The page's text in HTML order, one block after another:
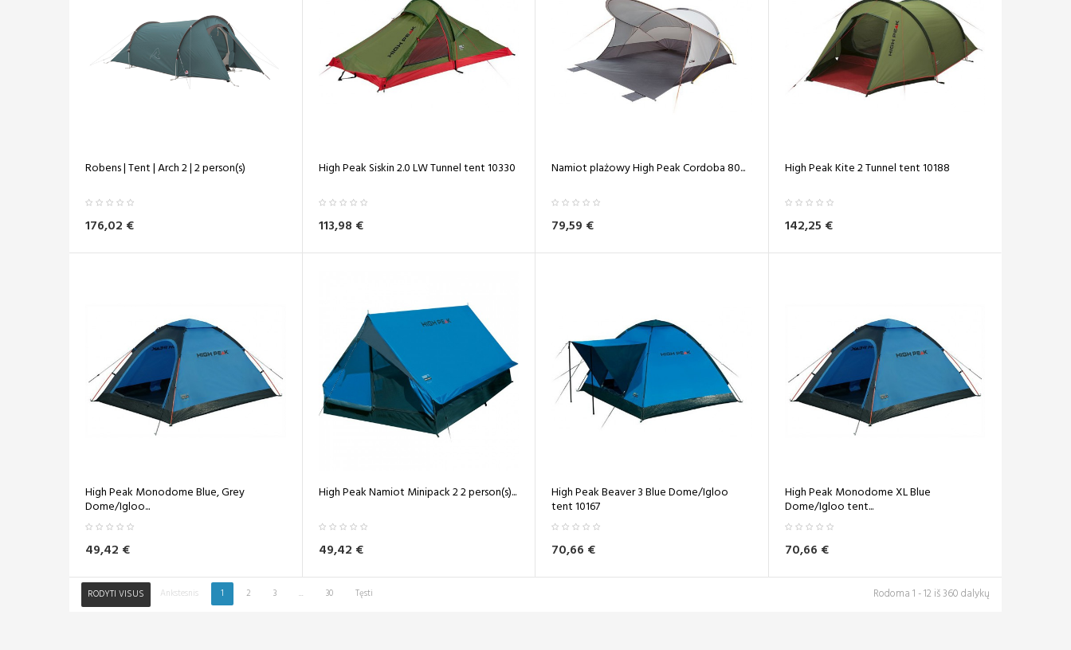
Robens | Tent | Arch 2 | 2 person(s)
176,02 €
High Peak Siskin 2.0 LW Tunnel tent 10330
113,98 €
Namiot plażowy High Peak Cordoba 80...
79,59 €
High Peak Kite 2 Tunnel tent 10188
142,25 €
High Peak Monodome Blue, Grey
Dome/Igloo...
49,42 €
High Peak Namiot Minipack 2 2 person(s)...
49,42 €
High Peak Beaver 3 Blue Dome/Igloo
tent 10167
70,66 €
High Peak Monodome XL Blue
Dome/Igloo tent...
70,66 €
RODYTI VISUS Rodoma 1 - 12 iš 360 dalykų
Ankstesnis 1 2 3 ... 30 Tęsti